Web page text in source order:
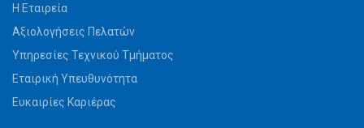
Η Εταιρεία
Αξιολογήσεις Πελατών
Υπηρεσίες Τεχνικού Τμήματος
Εταιρική Υπευθυνότητα
Ευκαιρίες Καριέρας